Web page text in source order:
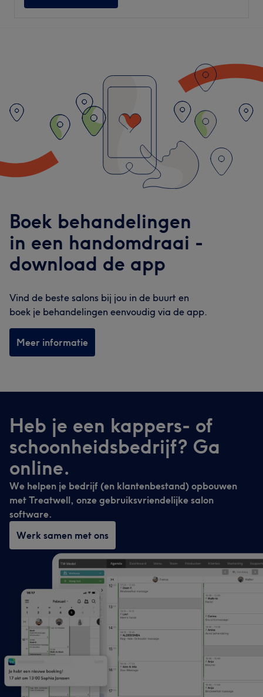
Boek behandelingen
in een handomdraai -
download de app
Vind de beste salons bij jou in de buurt en
boek je behandelingen eenvoudig via de app.
Meer informatie
Heb je een kappers- of
schoonheidsbedrijf? Ga
online.
We helpen je bedrijf (en klantenbestand) opbouwen
met Treatwell, onze gebruiksvriendelijke salon
software.
Werk samen met ons